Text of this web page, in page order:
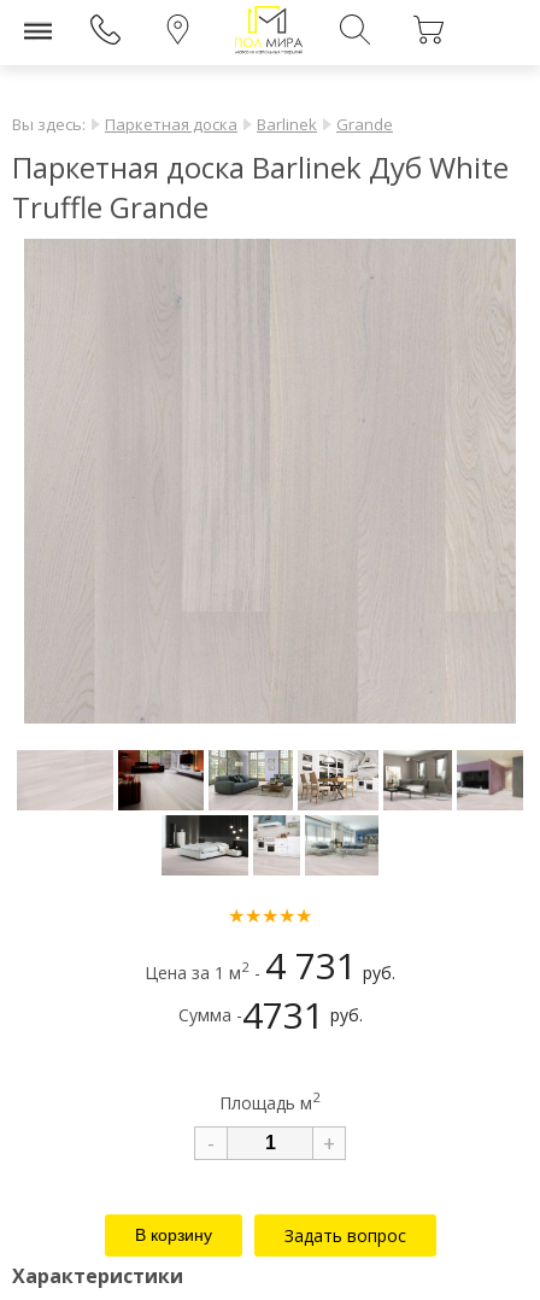
Вы здесь: Паркетная доска Barlinek Grande
Паркетная доска Barlinek Дуб White
Truffle Grande
★★★★★
Цена за 1 м2 - 4 731 руб.
Сумма -4731 руб.
Площадь м2
- +
Задать вопрос